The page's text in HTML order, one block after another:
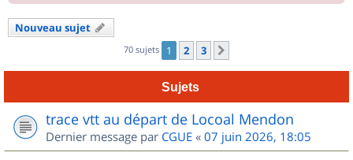
Nouveau sujet
70 sujets 1 2 3
Sujets
trace vtt au départ de Locoal Mendon
Dernier message par CGUE « 07 juin 2026, 18:05